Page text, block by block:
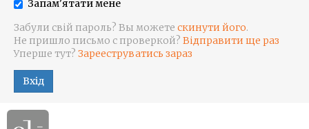
Запам'ятати мене
Забули свій пароль? Вы можете скинути його.
Не пришло письмо с проверкой? Відправити ще раз
Уперше тут? Зарееструватись зараз
Вхід